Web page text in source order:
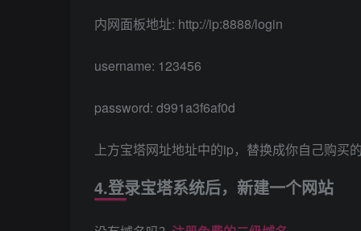
内网面板地址: http://ip:8888/login
username: 123456
password: d991a3f6af0d
上方宝塔网址地址中的ip，替换成你自己购买
4.登录宝塔系统后，新建一个网站